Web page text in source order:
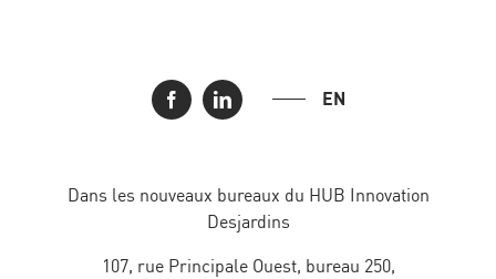
EN
Dans les nouveaux bureaux du HUB Innovation
Desjardins
107, rue Principale Ouest, bureau 250,